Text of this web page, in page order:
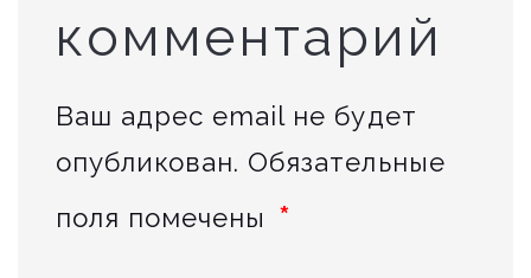
комментарий
Ваш адрес email не будет
опубликован. Обязательные
поля помечены *